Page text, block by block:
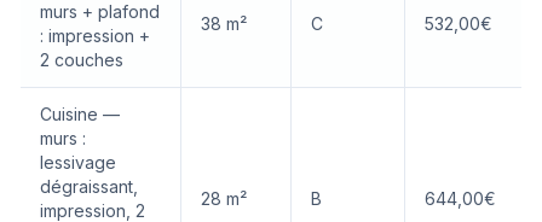
murs + plafond
: impression +
2 couches
38 m² C 532,00€
Cuisine —
murs :
lessivage
dégraissant,
impression, 2
28 m² B 644,00€